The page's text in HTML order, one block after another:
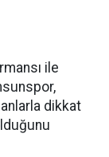
ile
dikkat